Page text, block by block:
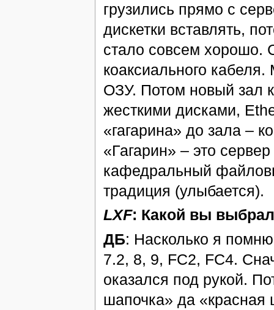
грузились прямо с
дискетки вставлять,
стало совсем хорошо.
коаксиального
ОЗУ. Потом новый зал
жесткими дисками,
«гагарина» до зала –
«Гагарин» – это
кафедральный
традиция (улыбается).
LXF: Какой вы
ДБ: Насколько я
7.2, 8, 9, FC2, FC4.
оказался под рукой.
шапочка» да «красная